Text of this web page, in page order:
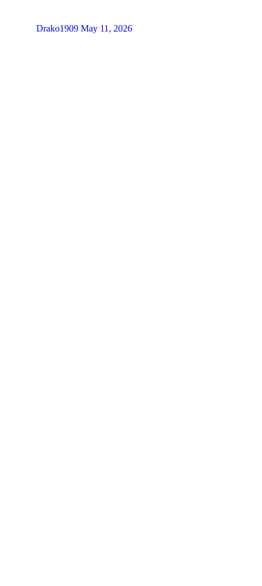
Drako1909 May 11, 2026